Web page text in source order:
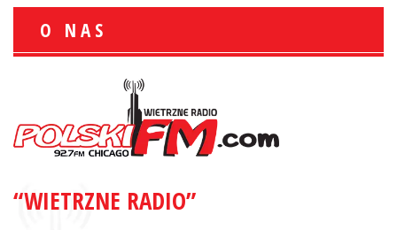
O NAS
“WIETRZNE RADIO”